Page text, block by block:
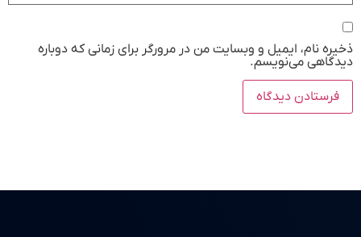
ذخیره نام، ایمیل و وبسایت من در مرورگر برای زمانی که دوباره
دیدگاهی می‌نویسم.